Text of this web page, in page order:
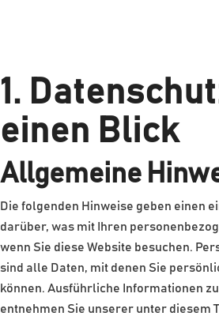
1.
einen Blick
Allgemeine
Die folgenden Hinweise geben einen
darüber, was mit Ihren
wenn Sie diese Website besuchen.
sind alle Daten, mit denen Sie
können. Ausführliche Informationen
entnehmen Sie unserer unter diesem